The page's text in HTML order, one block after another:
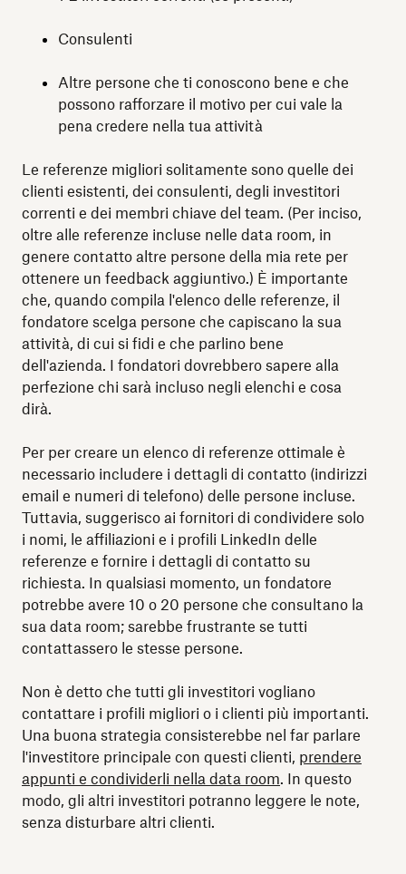
Consulenti
Altre persone che ti conoscono bene e che
possono rafforzare il motivo per cui vale la
pena credere nella tua attività
Le referenze migliori solitamente sono quelle dei
clienti esistenti, dei consulenti, degli investitori
correnti e dei membri chiave del team. (Per inciso,
oltre alle referenze incluse nelle data room, in
genere contatto altre persone della mia rete per
ottenere un feedback aggiuntivo.) È importante
che, quando compila l'elenco delle referenze, il
fondatore scelga persone che capiscano la sua
attività, di cui si fidi e che parlino bene
dell'azienda. I fondatori dovrebbero sapere alla
perfezione chi sarà incluso negli elenchi e cosa
dirà.
Per per creare un elenco di referenze ottimale è
necessario includere i dettagli di contatto (indirizzi
email e numeri di telefono) delle persone incluse.
Tuttavia, suggerisco ai fornitori di condividere solo
i nomi, le affiliazioni e i profili LinkedIn delle
referenze e fornire i dettagli di contatto su
richiesta. In qualsiasi momento, un fondatore
potrebbe avere 10 o 20 persone che consultano la
sua data room; sarebbe frustrante se tutti
contattassero le stesse persone.
Non è detto che tutti gli investitori vogliano
contattare i profili migliori o i clienti più importanti.
Una buona strategia consisterebbe nel far parlare
l'investitore principale con questi clienti, prendere
appunti e condividerli nella data room. In questo
modo, gli altri investitori potranno leggere le note,
senza disturbare altri clienti.